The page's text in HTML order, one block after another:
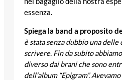
essenza.
Spiega la band a proposito
è stata senza dubbio una
scrivere. Fin da subito
diverso dai brani che sono
dell’album “Epigram”.